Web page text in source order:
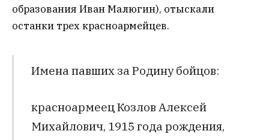
образования Иван Малюгин), отыскали
останки трех красноармейцев.
Имена павших за Родину бойцов:
красноармеец Козлов Алексей
Михайлович, 1915 года рождения,